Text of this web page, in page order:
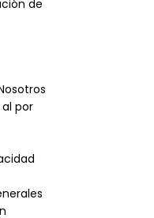
de
por